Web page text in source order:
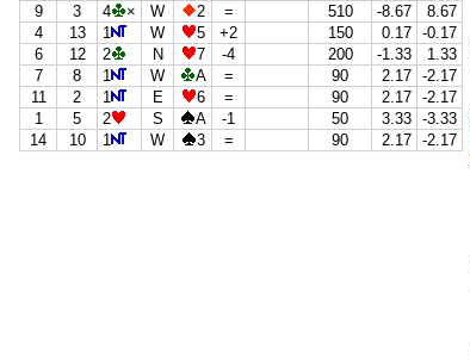
9
3 4 × W 2 = 510 -8.67
8.67
4
13 1 W 5 +2 150 0.17 -0.17
6
12 2 N 7 -4 200 -1.33
1.33
7
8 1 W A = 90 2.17 -2.17
11
2 1 E 6 = 90 2.17 -2.17
1
5 2 S A -1 50 3.33 -3.33
14
10 1 W 3 = 90 2.17 -2.17